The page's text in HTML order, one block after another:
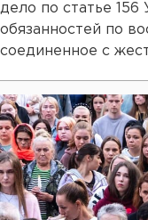
дело по статье
обязанностей по
соединенное с